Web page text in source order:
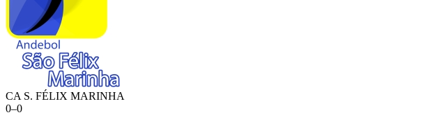
CA S. FÉLIX MARINHA
0–0